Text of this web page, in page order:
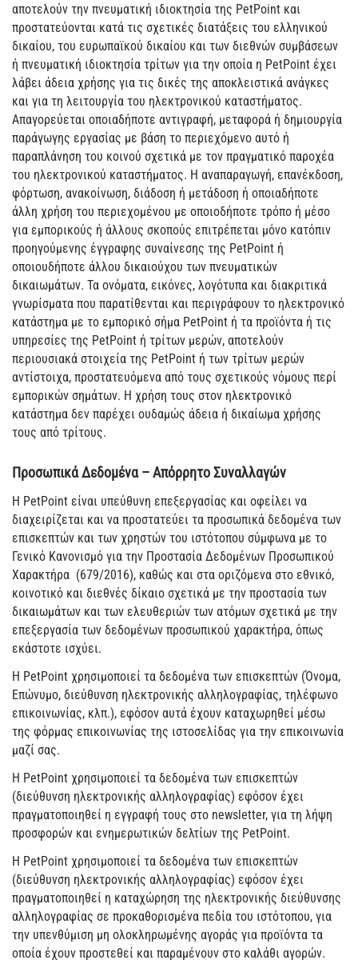
αποτελούν την πνευματική ιδιοκτησία της PetPoint και
προστατεύονται κατά τις σχετικές διατάξεις του ελληνικού
δικαίου, του ευρωπαϊκού δικαίου και των διεθνών συμβάσεων
ή πνευματική ιδιοκτησία τρίτων για την οποία η PetPoint έχει
λάβει άδεια χρήσης για τις δικές της αποκλειστικά ανάγκες
και για τη λειτουργία του ηλεκτρονικού καταστήματος.
Απαγορεύεται οποιαδήποτε αντιγραφή, μεταφορά ή δημιουργία
παράγωγης εργασίας με βάση το περιεχόμενο αυτό ή
παραπλάνηση του κοινού σχετικά με τον πραγματικό παροχέα
του ηλεκτρονικού καταστήματος. Η αναπαραγωγή, επανέκδοση,
φόρτωση, ανακοίνωση, διάδοση ή μετάδοση ή οποιαδήποτε
άλλη χρήση του περιεχομένου με οποιοδήποτε τρόπο ή μέσο
για εμπορικούς ή άλλους σκοπούς επιτρέπεται μόνο κατόπιν
προηγούμενης έγγραφης συναίνεσης της PetPoint ή
οποιουδήποτε άλλου δικαιούχου των πνευματικών
δικαιωμάτων. Τα ονόματα, εικόνες, λογότυπα και διακριτικά
γνωρίσματα που παρατίθενται και περιγράφουν το ηλεκτρονικό
κατάστημα με το εμπορικό σήμα PetPoint ή τα προϊόντα ή τις
υπηρεσίες της PetPoint ή τρίτων μερών, αποτελούν
περιουσιακά στοιχεία της PetPoint ή των τρίτων μερών
αντίστοιχα, προστατευόμενα από τους σχετικούς νόμους περί
εμπορικών σημάτων. Η χρήση τους στον ηλεκτρονικό
κατάστημα δεν παρέχει ουδαμώς άδεια ή δικαίωμα χρήσης
τους από τρίτους.
Προσωπικά Δεδομένα – Απόρρητο Συναλλαγών
Η PetPoint είναι υπεύθυνη επεξεργασίας και οφείλει να
διαχειρίζεται και να προστατεύει τα προσωπικά δεδομένα των
επισκεπτών και των χρηστών του ιστότοπου σύμφωνα με το
Γενικό Κανονισμό για την Προστασία Δεδομένων Προσωπικού
Χαρακτήρα (679/2016), καθώς και στα οριζόμενα στο εθνικό,
κοινοτικό και διεθνές δίκαιο σχετικά με την προστασία των
δικαιωμάτων και των ελευθεριών των ατόμων σχετικά με την
επεξεργασία των δεδομένων προσωπικού χαρακτήρα, όπως
εκάστοτε ισχύει.
Η PetPoint χρησιμοποιεί τα δεδομένα των επισκεπτών (Όνομα,
Επώνυμο, διεύθυνση ηλεκτρονικής αλληλογραφίας, τηλέφωνο
επικοινωνίας, κλπ.), εφόσον αυτά έχουν καταχωρηθεί μέσω
της φόρμας επικοινωνίας της ιστοσελίδας για την επικοινωνία
μαζί σας.
Η PetPoint χρησιμοποιεί τα δεδομένα των επισκεπτών
(διεύθυνση ηλεκτρονικής αλληλογραφίας) εφόσον έχει
πραγματοποιηθεί η εγγραφή τους στο newsletter, για τη λήψη
προσφορών και ενημερωτικών δελτίων της PetPoint.
Η PetPoint χρησιμοποιεί τα δεδομένα των επισκεπτών
(διεύθυνση ηλεκτρονικής αλληλογραφίας) εφόσον έχει
πραγματοποιηθεί η καταχώρηση της ηλεκτρονικής διεύθυνσης
αλληλογραφίας σε προκαθορισμένα πεδία του ιστότοπου, για
την υπενθύμιση μη ολοκληρωμένης αγοράς για προϊόντα τα
οποία έχουν προστεθεί και παραμένουν στο καλάθι αγορών.